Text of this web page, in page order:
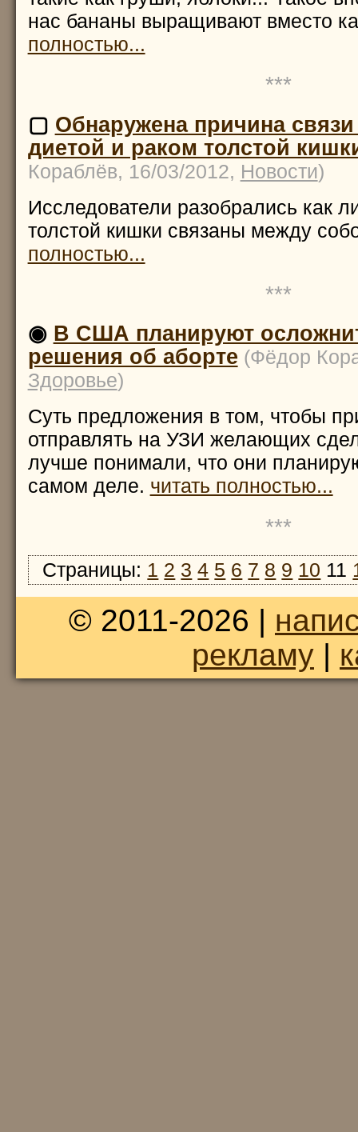
нас бананы выращивают вместо
полностью...
***
▢ Обнаружена причина
диетой и раком толстой
Кораблёв, 16/03/2012, Новости)
Исследователи разобрались как
толстой кишки связаны между
полностью...
***
◉ В США планируют
решения об аборте (Фёдор
Здоровье)
Суть предложения в том, чтобы
отправлять на УЗИ желающих
лучше понимали, что они
самом деле. читать полностью...
***
Страницы: 1 2 3 4 5 6 7 8 9 10 11
© 2011-2026 |
рекламу|